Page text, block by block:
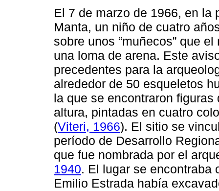
El 7 de marzo de 1966, en la
Manta, un niño de cuatro
sobre unos “muñecos” que
una loma de arena. Este
precedentes para la
alrededor de 50 esqueletos
la que se encontraron
altura, pintadas en cuatro
(Viteri, 1966). El sitio se
período de Desarrollo
que fue nombrada por el
1940. El lugar se encontraba
Emilio Estrada había